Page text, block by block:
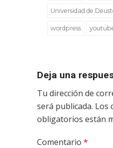
Universidad de
wordpress
Deja una
Tu dirección de
será publicada. Los
obligatorios están
Comentario *